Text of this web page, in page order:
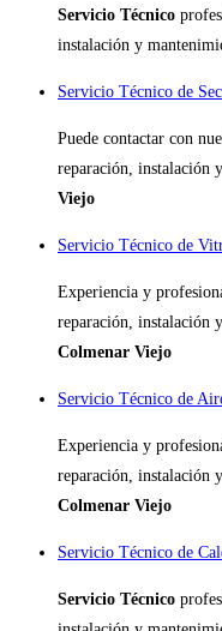
Servicio Técnico
instalación y
Servicio Técnico de
Puede contactar con
reparación, instalación
Viejo
Servicio Técnico de
Experiencia y
reparación, instalación
Colmenar Viejo
Servicio Técnico de
Experiencia y
reparación, instalación
Colmenar Viejo
Servicio Técnico de
Servicio Técnico